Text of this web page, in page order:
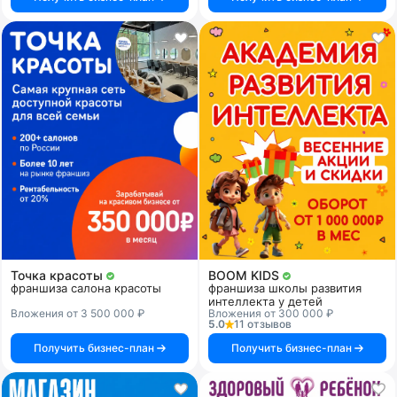
Точка красоты
франшиза салона красоты
Вложения от 3 500 000 ₽
Получить бизнес-план
BOOM KIDS
франшиза школы развития
интеллекта у детей
Вложения от 300 000 ₽
5.0
11 отзывов
Получить бизнес-план